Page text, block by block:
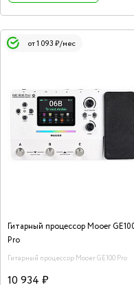
от 1 093 ₽/мес
Гитарный процессор Mooer
Pro
Гитарный процессор Mooer GE100 Pro
10 934 ₽